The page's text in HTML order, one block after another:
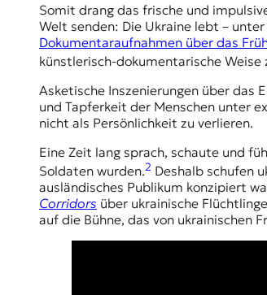
Somit drang das frische und
Welt senden: Die Ukraine lebt –
Dokumentaraufnahmen über das
künstlerisch-dokumentarische
Asketische Inszenierungen über das
und Tapferkeit der Menschen unter
nicht als Persönlichkeit zu verlieren.
Eine Zeit lang sprach, schaute und
Soldaten wurden.2 Deshalb schufen
ausländisches Publikum konzipiert
Corridors über ukrainische
auf die Bühne, das von ukrainischen